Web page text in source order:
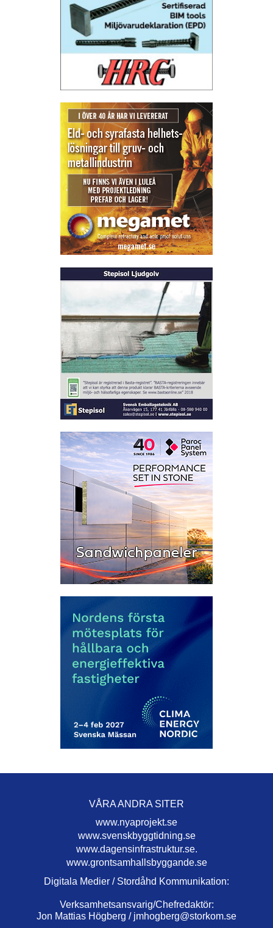
VÅRA ANDRA SITER
www.nyaprojekt.se
www.svenskbyggtidning.se
www.dagensinfrastruktur.se.
www.grontsamhallsbyggande.se
Digitala Medier / Stordåhd Kommunikation:
Verksamhetsansvarig/Chefredaktör:
Jon Mattias Högberg / jmhogberg@storkom.se